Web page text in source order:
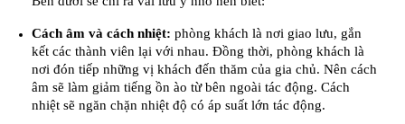
Cách âm và cách nhiệt: phòng khách là nơi giao lưu, gắn
kết các thành viên lại với nhau. Đồng thời, phòng khách là
nơi đón tiếp những vị khách đến thăm của gia chủ. Nên cách
âm sẽ làm giảm tiếng ồn ào từ bên ngoài tác động. Cách
nhiệt sẽ ngăn chặn nhiệt độ có áp suất lớn tác động.